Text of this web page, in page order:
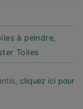
à peindre,
Toiles
cliquez ici pour